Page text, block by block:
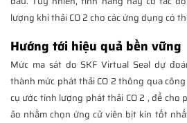
lượng khí thải CO 2 cho các ứng dụng có
Hướng tới hiệu quả bền vững
Mức ma sát do SKF Virtual Seal dự
thành mức phát thải CO 2 thông qua
cụ ước tính lượng phát thải CO 2 , để cho
ảo nhằm chọn ứng cử viên bịt kín tốt